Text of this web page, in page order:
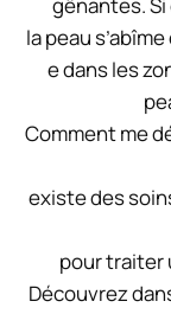
la peau
e dans les
Comment me
existe des
pour traiter
Découvrez